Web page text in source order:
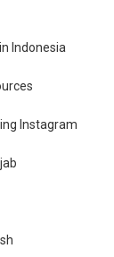
Indonesia
Instagram